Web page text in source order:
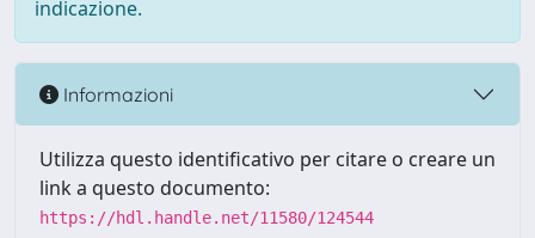
indicazione.
Informazioni
Utilizza questo identificativo per citare o creare un
link a questo documento:
https://hdl.handle.net/11580/124544